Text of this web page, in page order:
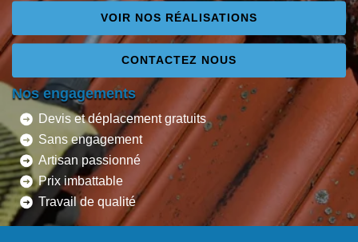
VOIR NOS RÉALISATIONS
CONTACTEZ NOUS
Nos engagements
Devis et déplacement gratuits
Sans engagement
Artisan passionné
Prix imbattable
Travail de qualité